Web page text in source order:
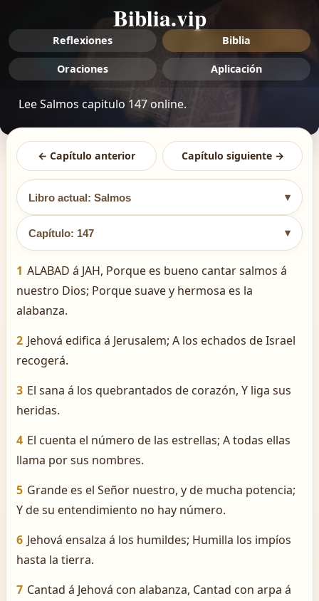
Biblia.vip
Reflexiones Biblia
Oraciones Aplicación
Lee Salmos capitulo 147 online.
← Capítulo anterior Capítulo siguiente →
Libro actual: Salmos ▾
Capítulo: 147 ▾
1 ALABAD á JAH, Porque es bueno cantar salmos á
nuestro Dios; Porque suave y hermosa es la
alabanza.
2 Jehová edifica á Jerusalem; A los echados de Israel
recogerá.
3 El sana á los quebrantados de corazón, Y liga sus
heridas.
4 El cuenta el número de las estrellas; A todas ellas
llama por sus nombres.
5 Grande es el Señor nuestro, y de mucha potencia;
Y de su entendimiento no hay número.
6 Jehová ensalza á los humildes; Humilla los impíos
hasta la tierra.
7 Cantad á Jehová con alabanza, Cantad con arpa á